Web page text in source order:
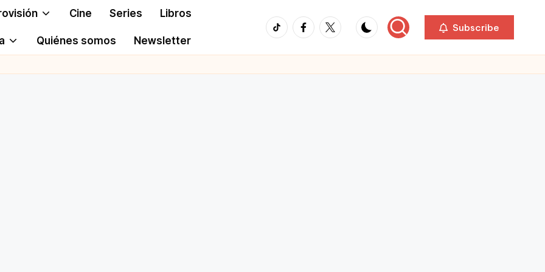
Cine Series Libros
Quiénes somos Newsletter
TikTokFacebook
Twitter Subscribe